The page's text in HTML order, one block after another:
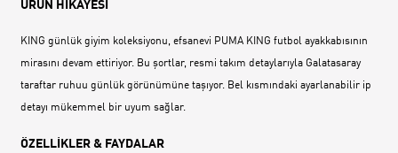
ÜRÜN HİKAYESİ
KING günlük giyim koleksiyonu, efsanevi PUMA KING futbol ayakkabısının
mirasını devam ettiriyor. Bu şortlar, resmi takım detaylarıyla Galatasaray
taraftar ruhuu günlük görünümüne taşıyor. Bel kısmındaki ayarlanabilir ip
detayı mükemmel bir uyum sağlar.
ÖZELLİKLER & FAYDALAR